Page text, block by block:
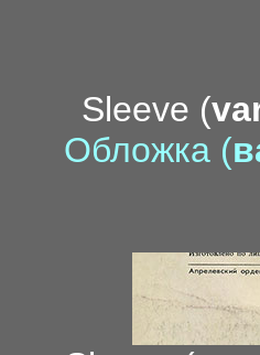
Sleeve (
Обложка (